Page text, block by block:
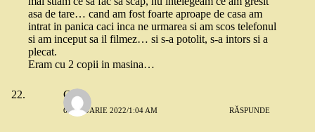
asa de tare… cand am fost foarte aproape de casa am
intrat in panica caci inca ne urmarea si am scos telefonul
si am inceput sa il filmez… si s-a potolit, s-a intors si a
plecat.
Eram cu 2 copii in masina…
Cris
6 IANUARIE 2022/1:04 AM RĂSPUNDE